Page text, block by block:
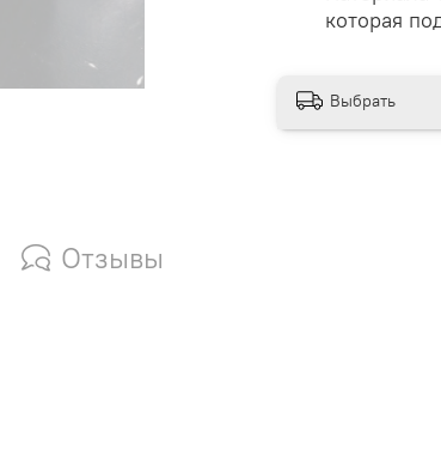
которая
Выбрать
Отзывы